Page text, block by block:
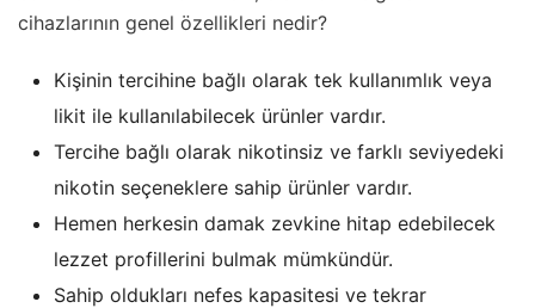
cihazlarının genel özellikleri nedir?
Kişinin tercihine bağlı olarak tek kullanımlık veya
likit ile kullanılabilecek ürünler vardır.
Tercihe bağlı olarak nikotinsiz ve farklı seviyedeki
nikotin seçeneklere sahip ürünler vardır.
Hemen herkesin damak zevkine hitap edebilecek
lezzet profillerini bulmak mümkündür.
Sahip oldukları nefes kapasitesi ve tekrar